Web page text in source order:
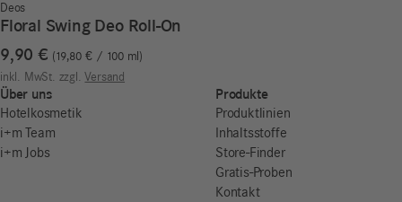
Deos
Floral Swing Deo Roll-On
9,90 € 19,80€ / 100 ml
inkl. MwSt. zzgl. Versand
Über uns
Hotelkosmetik
i+m Team
i+m Jobs
Produkte
Produktlinien
Inhaltsstoffe
Store-Finder
Gratis-Proben
Kontakt